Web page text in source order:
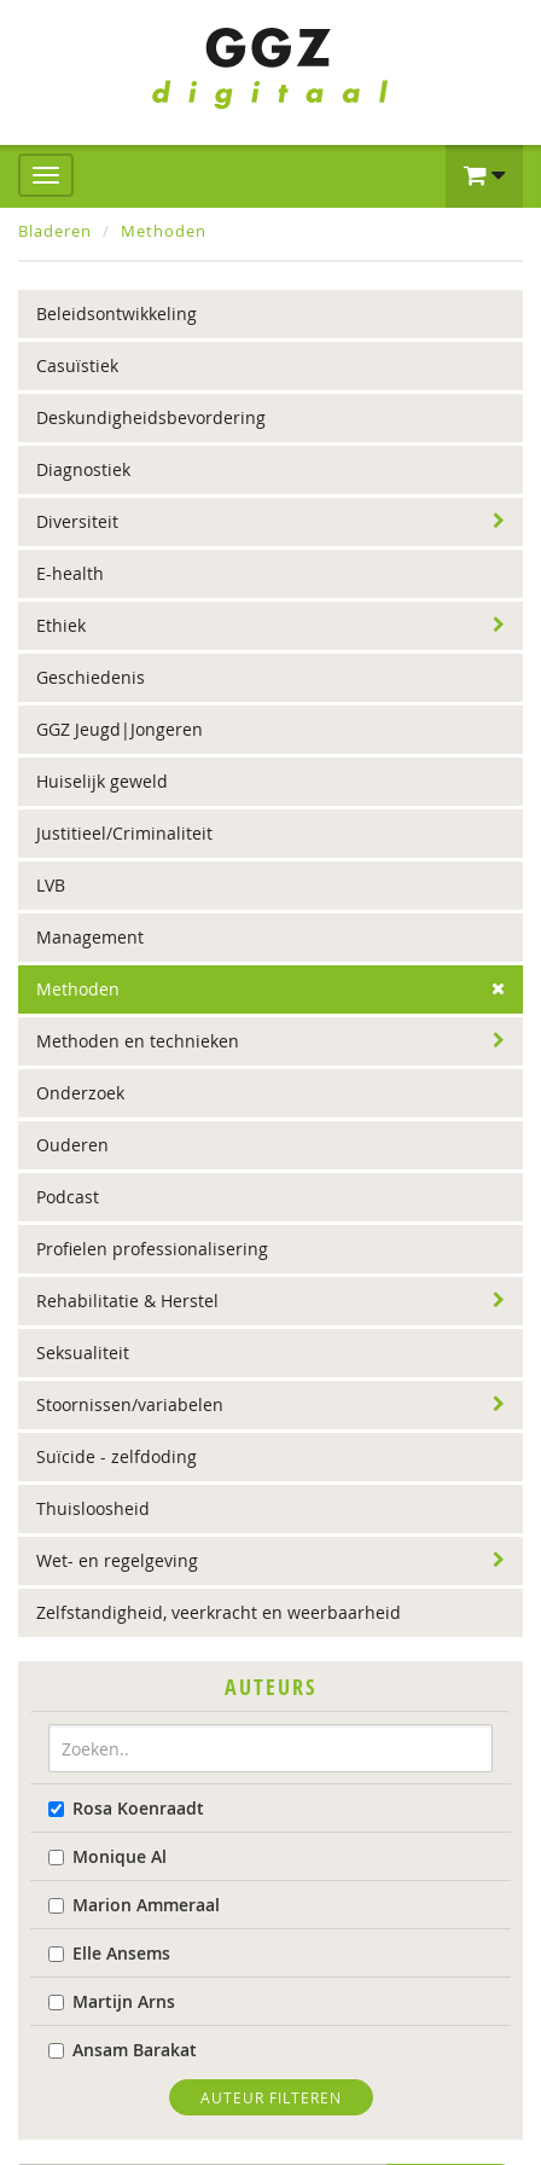
Bladeren Methoden
Beleidsontwikkeling
Casuïstiek
Deskundigheidsbevordering
Diagnostiek
Diversiteit
E-health
Ethiek
Geschiedenis
GGZ Jeugd|Jongeren
Huiselijk geweld
Justitieel/Criminaliteit
LVB
Management
Methoden
Methoden en technieken
Onderzoek
Ouderen
Podcast
Profielen professionalisering
Rehabilitatie & Herstel
Seksualiteit
Stoornissen/variabelen
Suïcide - zelfdoding
Thuisloosheid
Wet- en regelgeving
Zelfstandigheid, veerkracht en weerbaarheid
AUTEURS
Rosa Koenraadt
Monique Al
Marion Ammeraal
Elle Ansems
Martijn Arns
Ansam Barakat
Jessy Berkvens
Arjan Bolt
AUTEUR FILTEREN